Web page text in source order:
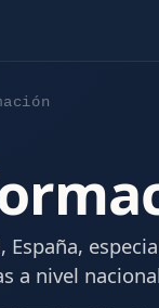
a nivel